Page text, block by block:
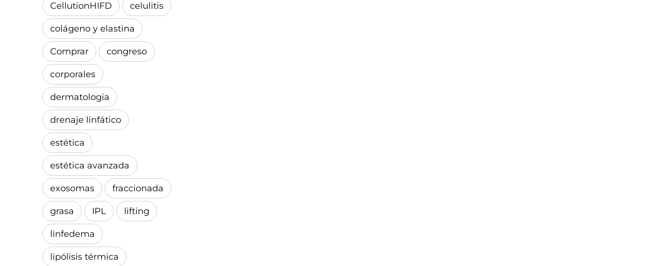
CellutionHIFD celulitis
colágeno y elastina
Comprar congreso
corporales
dermatologia
drenaje linfático
estética
estética avanzada
exosomas fraccionada
grasa IPL lifting
linfedema
lipólisis térmica